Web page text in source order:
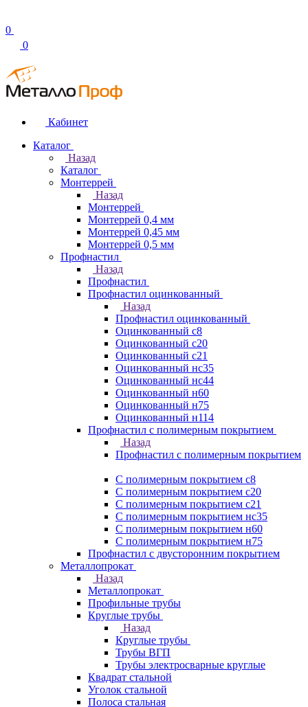
0
0
Кабинет
Каталог
Назад
Каталог
Монтеррей
Назад
Монтеррей
Монтеррей 0,4 мм
Монтеррей 0,45 мм
Монтеррей 0,5 мм
Профнастил
Назад
Профнастил
Профнастил оцинкованный
Назад
Профнастил оцинкованный
Оцинкованный с8
Оцинкованный с20
Оцинкованный с21
Оцинкованный нс35
Оцинкованный нс44
Оцинкованный н60
Оцинкованный н75
Оцинкованный н114
Профнастил с полимерным покрытием
Назад
Профнастил с полимерным покрытием
С полимерным покрытием с8
С полимерным покрытием с20
С полимерным покрытием с21
С полимерным покрытием нс35
С полимерным покрытием н60
С полимерным покрытием н75
Профнастил с двусторонним покрытием
Металлопрокат
Назад
Металлопрокат
Профильные трубы
Круглые трубы
Назад
Круглые трубы
Трубы ВГП
Трубы электросварные круглые
Квадрат стальной
Уголок стальной
Полоса стальная